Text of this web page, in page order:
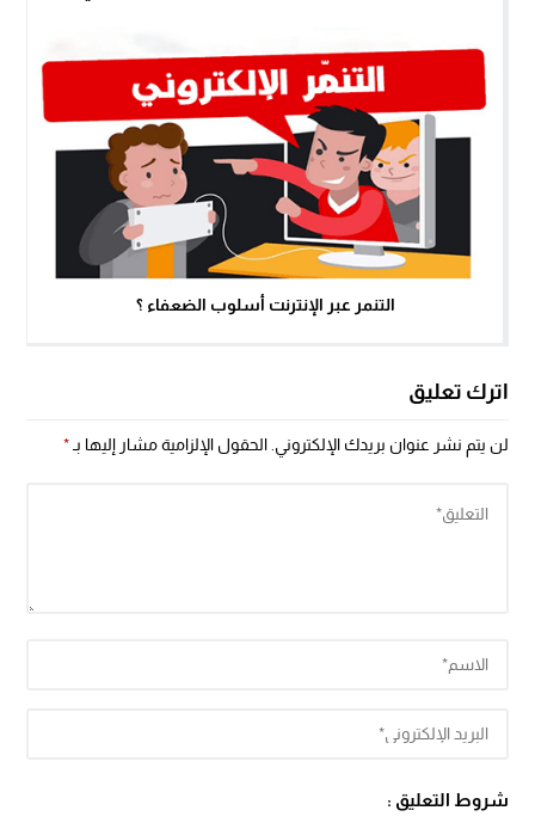
التنمر عبر الإنترنت أسلوب الضعفاء ؟
اترك تعليق
لن يتم نشر عنوان بريدك الإلكتروني. الحقول الإلزامية مشار إليها بـ*
شروط التعليق :